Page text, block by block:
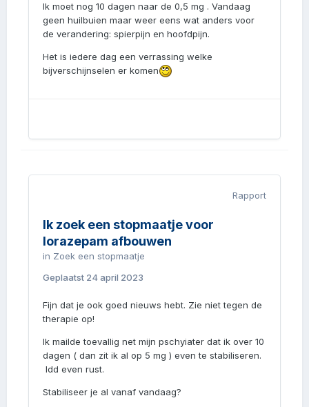
Ik moet nog 10 dagen naar de 0,5 mg . Vandaag
geen huilbuien maar weer eens wat anders voor
de verandering: spierpijn en hoofdpijn.
Het is iedere dag een verrassing welke
bijverschijnselen er komen
Rapport
Ik zoek een stopmaatje voor
lorazepam afbouwen
in Zoek een stopmaatje
Geplaatst 24 april 2023
Fijn dat je ook goed nieuws hebt. Zie niet tegen de
therapie op!
Ik mailde toevallig net mijn pschyiater dat ik over 10
dagen ( dan zit ik al op 5 mg ) even te stabiliseren.
Idd even rust.
Stabiliseer je al vanaf vandaag?